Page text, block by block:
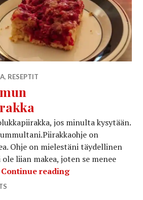
, RESEPTIT
jos minulta kysytään.
on
Ohje on mielestäni täydellinen
liian makea, joten se menee
Continue readingHelga-mummun